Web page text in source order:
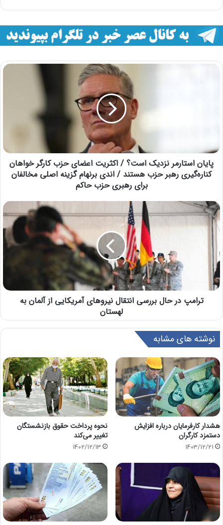
پایان استارمر نزدیک است؟ / اکثریت اعضای حزب کارگر خواهان
کناره‌گیری رهبر حزب هستند / اندی برنهام گزینه اصلی مخالفان
برای رهبری حزب حاکم
ترامپ در حال بررسی انتقال نیروهای آمریکایی از آلمان به
لهستان
نوشته های مشابه
هشدار کارفرمایان درباره افزایش
دستمزد کارگران
1403/12/21
نحوه پرداخت حقوق بازنشستگان
تغییر می‌کند
1402/12/13